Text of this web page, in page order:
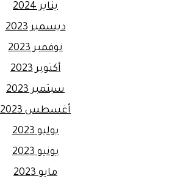
يناير 2024
ديسمبر 2023
نوفمبر 2023
أكتوبر 2023
سبتمبر 2023
أغسطس 2023
يوليو 2023
يونيو 2023
مايو 2023